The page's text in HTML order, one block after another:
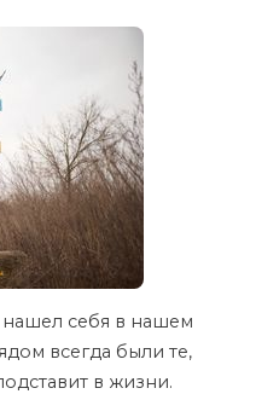
себя в нашем
всегда были те,
в жизни.